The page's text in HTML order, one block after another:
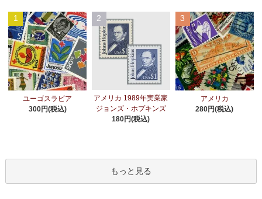
1
ユーゴスラビア
300円(税込)
2
アメリカ 1989年実業家
ジョンズ・ホプキンズ
180円(税込)
3
アメリカ
280円(税込)
もっと見る